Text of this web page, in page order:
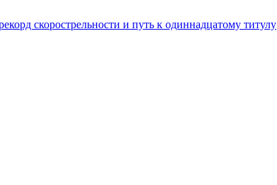
скорострельности и путь к одиннадцатому титулу